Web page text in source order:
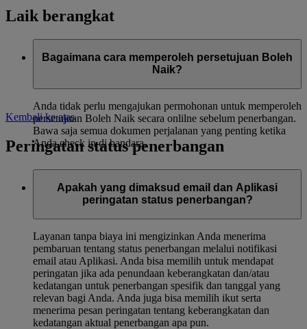
Laik berangkat
Bagaimana cara memperoleh persetujuan Boleh
Naik?
Anda tidak perlu mengajukan permohonan untuk memperoleh
persetujuan Boleh Naik secara onlilne sebelum penerbangan.
Bawa saja semua dokumen perjalanan yang penting ketika
Anda check in di bandara.
Kembali ke atas
Peringatan status penerbangan
Apakah yang dimaksud email dan Aplikasi
peringatan status penerbangan?
Layanan tanpa biaya ini mengizinkan Anda menerima
pembaruan tentang status penerbangan melalui notifikasi
email atau Aplikasi. Anda bisa memilih untuk mendapat
peringatan jika ada penundaan keberangkatan dan/atau
kedatangan untuk penerbangan spesifik dan tanggal yang
relevan bagi Anda. Anda juga bisa memilih ikut serta
menerima pesan peringatan tentang keberangkatan dan
kedatangan aktual penerbangan apa pun.